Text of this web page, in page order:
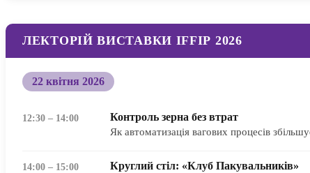
ЛЕКТОРІЙ ВИСТАВКИ IFFIP 2026
22 квітня 2026
12:30 – 14:00 Контроль зерна без втрат
Як автоматизація вагових процесів
14:00 – 15:00 Круглий стіл: «Клуб Пакувальників»